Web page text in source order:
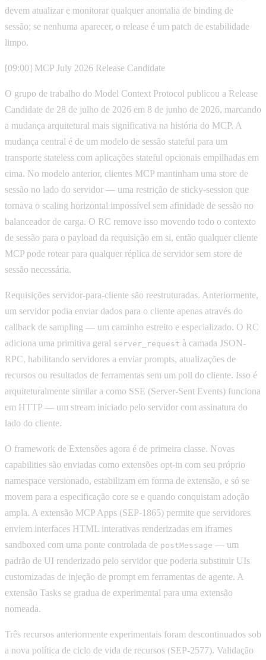
devem atualizar e monitorar qualquer anomalia de binding de
sessão; se nenhuma aparecer, o release é um patch de estabilidade
limpo.
[09:00] MCP July 2026 Release Candidate
O grupo de trabalho do Model Context Protocol publicou a Release
Candidate de 28 de julho de 2026 em 8 de junho de 2026, marcando
a mudança arquitetural mais significativa na história do MCP. A
mudança central é de um modelo de sessão stateful para um
transporte stateless com aplicações stateful opcionais empilhadas em
cima. No modelo anterior, clientes MCP mantinham uma store de
sessão no lado do servidor — uma restrição de sticky-session que
tornava o scaling horizontal impossível sem afinidade de sessão no
balanceador de carga. O RC remove isso movendo todo o contexto
de sessão para o payload da requisição em si, então qualquer cliente
MCP pode rotear para qualquer réplica de servidor sem store de
sessão necessária.
Requisições servidor-para-cliente são reestruturadas. Anteriormente,
um servidor podia enviar dados para o cliente apenas através do
callback de sampling — um caminho estreito e especializado. O RC
adiciona uma primitiva geral server_request à camada JSON-
RPC, habilitando servidores a enviar prompts, atualizações de
recursos ou resultados de ferramentas sem um poll do cliente. Isso é
arquiteturalmente similar a como SSE (Server-Sent Events) funciona
em HTTP — um stream iniciado pelo servidor com assinatura do
lado do cliente.
O framework de Extensões agora é de primeira classe. Novas
capabilities são enviadas como extensões opt-in com seu próprio
namespace versionado, estabilizam em forma de extensão, e só se
movem para a especificação core se e quando conquistam adoção
ampla. A extensão MCP Apps (SEP-1865) permite que servidores
enviem interfaces HTML interativas renderizadas em iframes
sandboxed com uma ponte controlada de postMessage — um
padrão de UI renderizado pelo servidor que poderia substituir UIs
customizadas de injeção de prompt em ferramentas de agente. A
extensão Tasks se gradua de experimental para uma extensão
nomeada.
Três recursos anteriormente experimentais foram descontinuados sob
a nova política de ciclo de vida de recursos (SEP-2577). Validação